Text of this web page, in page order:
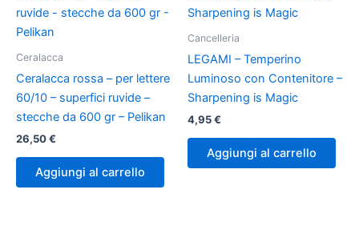
Ceralacca
Ceralacca rossa – per lettere
60/10 – superfici ruvide –
stecche da 600 gr – Pelikan
26,50€
Aggiungi al carrello
Cancelleria
LEGAMI – Temperino
Luminoso con Contenitore –
Sharpening is Magic
4,95€
Aggiungi al carrello